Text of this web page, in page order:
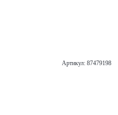
Артикул: 87479198